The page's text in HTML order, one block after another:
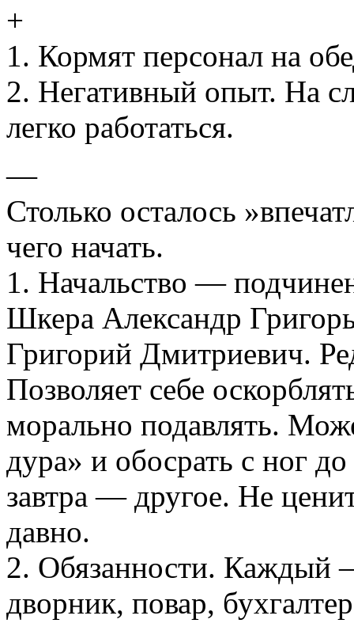
+
1. Кормят персонал на
2. Негативный опыт. На
легко работаться.
—
Столько осталось
чего начать.
1. Начальство —
Шкера Александр
Григорий Дмитриевич.
Позволяет себе
морально подавлять.
дура» и обосрать с ног
завтра — другое. Не
давно.
2. Обязанности.
дворник, повар,